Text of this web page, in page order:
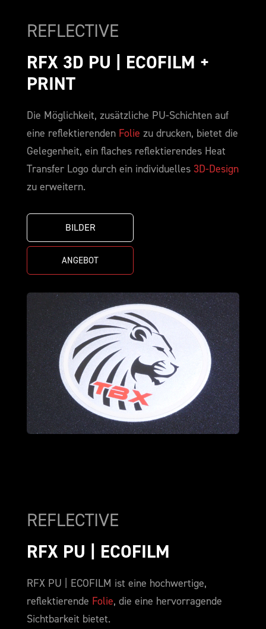
REFLECTIVE
RFX 3D PU | ECOFILM +
PRINT
Die Möglichkeit, zusätzliche PU-Schichten auf
eine reflektierenden Folie zu drucken, bietet die
Gelegenheit, ein flaches reflektierendes Heat
Transfer Logo durch ein individuelles 3D-Design
zu erweitern.
BILDER
ANGEBOT
REFLECTIVE
RFX PU | ECOFILM
RFX PU | ECOFILM ist eine hochwertige,
reflektierende Folie, die eine hervorragende
Sichtbarkeit bietet.